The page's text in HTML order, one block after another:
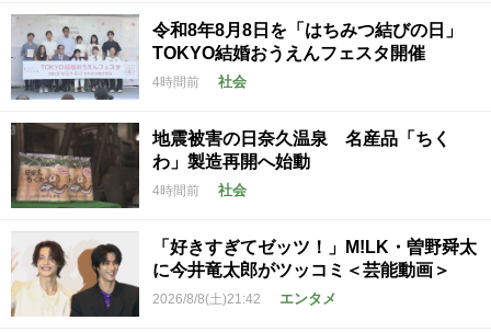
令和8年8月8日を「はちみつ結びの日」
TOKYO結婚おうえんフェスタ開催
4時間前 社会
地震被害の日奈久温泉 名産品「ちく
わ」製造再開へ始動
4時間前 社会
「好きすぎてゼッツ！」M!LK・曽野舜太
に今井竜太郎がツッコミ＜芸能動画＞
2026/8/8(土)21:42 エンタメ